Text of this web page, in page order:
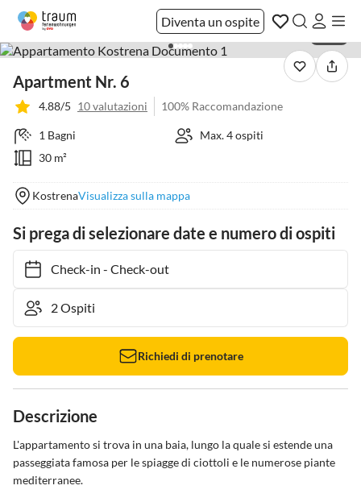
Diventa un ospite
Apartment Nr. 6
4.88/5 10 valutazioni 100% Raccomandazione
1 Bagni
Max. 4 ospiti
30 m²
KostrenaVisualizza sulla mappa
Si prega di selezionare date e numero di ospiti
Check-in- Check-out
Richiedi di prenotare
Descrizione
L'appartamento si trova in una baia, lungo la quale si estende una
passeggiata famosa per le spiagge di ciottoli e le numerose piante
mediterranee.